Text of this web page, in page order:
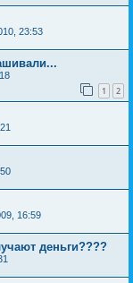
23:53
1 2
16:59
деньги????